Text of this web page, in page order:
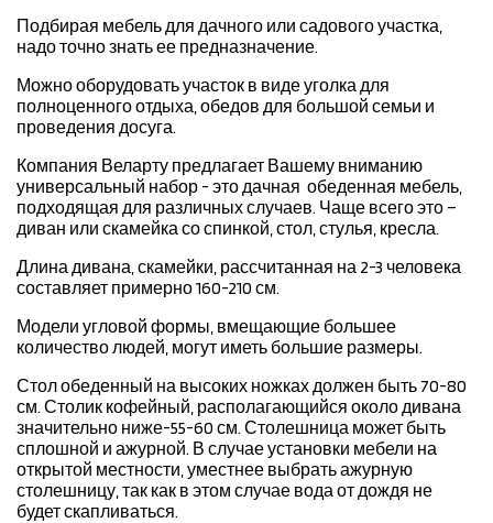
Подбирая мебель для дачного или садового участка,
надо точно знать ее предназначение.
Можно оборудовать участок в виде уголка для
полноценного отдыха, обедов для большой семьи и
проведения досуга.
Компания Веларту предлагает Вашему вниманию
универсальный набор - это дачная обеденная мебель,
подходящая для различных случаев. Чаще всего это –
диван или скамейка со спинкой, стол, стулья, кресла.
Длина дивана, скамейки, рассчитанная на 2-3 человека
составляет примерно 160-210 см.
Модели угловой формы, вмещающие большее
количество людей, могут иметь большие размеры.
Стол обеденный на высоких ножках должен быть 70-80
см. Столик кофейный, располагающийся около дивана
значительно ниже-55-60 см. Столешница может быть
сплошной и ажурной. В случае установки мебели на
открытой местности, уместнее выбрать ажурную
столешницу, так как в этом случае вода от дождя не
будет скапливаться.